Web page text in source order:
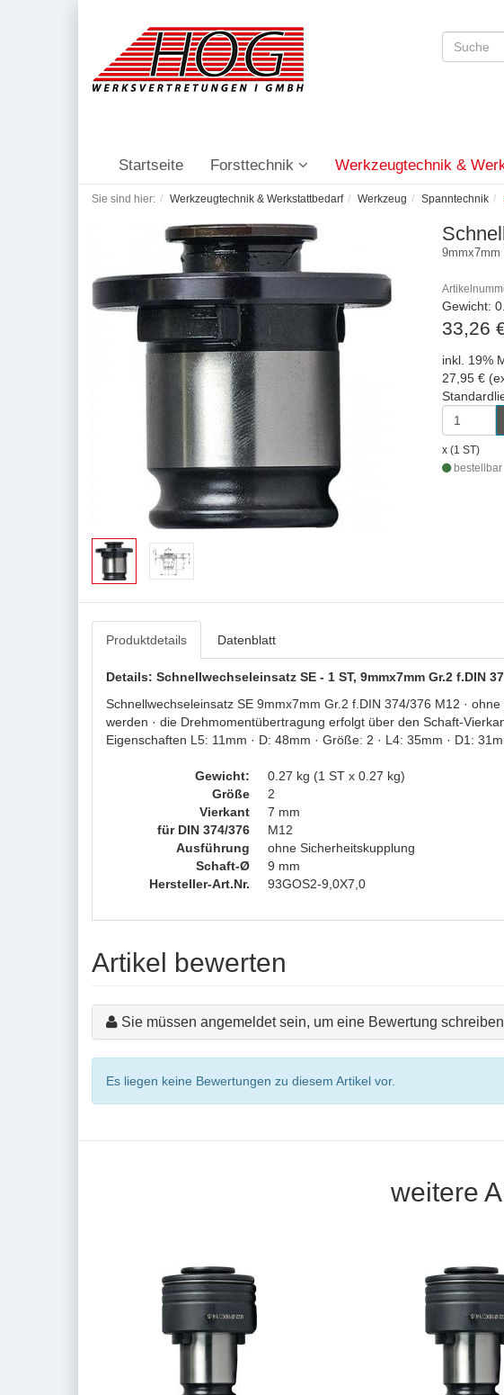
Startseite Forsttechnik Werkzeugtechnik &
Sie sind hier: Werkzeugtechnik & Werkstattbedarf Werkzeug Spanntechnik
9mmx7mm
Gewicht:
33,26
inkl. 19%
27,95 €
x (1 ST)
bestellbar
Produktdetails Datenblatt
Details: Schnellwechseleinsatz SE - 1 ST, 9mmx7mm Gr.2 f.DIN
Schnellwechseleinsatz SE 9mmx7mm Gr.2 f.DIN 374/376 M12 ·
werden · die Drehmomentübertragung erfolgt über den Schaft-
Eigenschaften L5: 11mm · D: 48mm · Größe: 2 · L4: 35mm · D1:
Gewicht:
0.27 kg (1 ST x 0.27 kg)
Größe
2
Vierkant
7 mm
für DIN 374/376
M12
Ausführung
ohne Sicherheitskupplung
Schaft-Ø
9 mm
Hersteller-Art.Nr.
93GOS2-9,0X7,0
Artikel bewerten
Sie müssen angemeldet sein, um eine Bewertung
Es liegen keine Bewertungen zu diesem Artikel vor.
weitere